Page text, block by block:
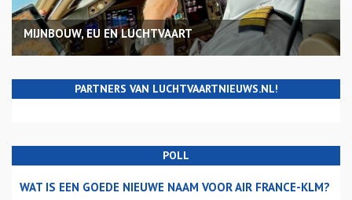
MIJNBOUW, EU EN LUCHTVAART
PARTNERS VAN LUCHTVAARTNIEUWS.NL!
POLL
WAT IS EEN GOEDE NIEUWE NAAM VOOR AIR FRANCE-KLM?